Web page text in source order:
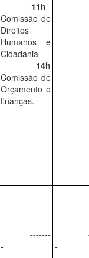
11h
Comissão de
Direitos
Humanos e
Cidadania
14h
Comissão de
Orçamento e
finanças.
-------
-------
-
-